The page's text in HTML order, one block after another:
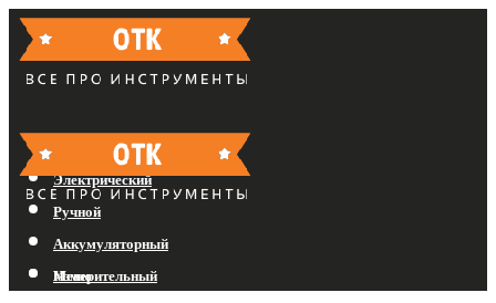
Бензиновый
Электрический
Ручной
Аккумуляторный
Измерительный
Меню